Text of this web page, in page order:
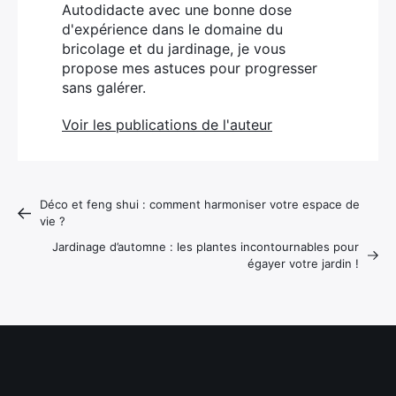
Autodidacte avec une bonne dose
d'expérience dans le domaine du
bricolage et du jardinage, je vous
propose mes astuces pour progresser
sans galérer.
Voir les publications de l'auteur
Déco et feng shui : comment harmoniser votre espace de
vie ?
Jardinage d’automne : les plantes incontournables pour
égayer votre jardin !